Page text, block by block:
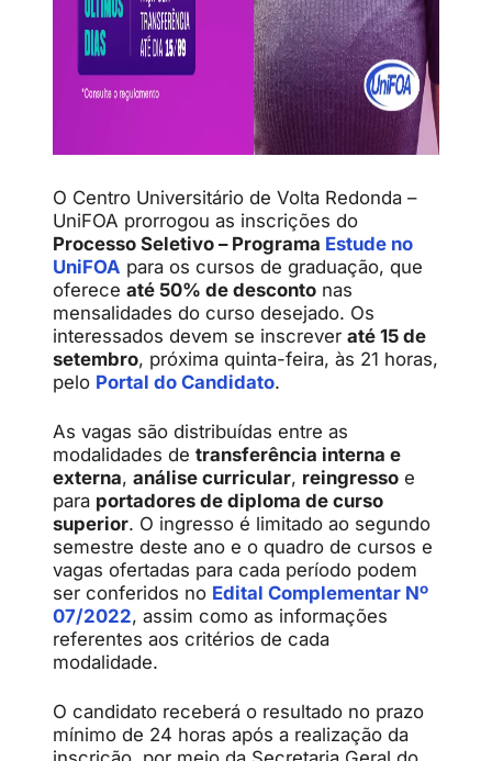
O Centro Universitário de Volta Redonda –
UniFOA prorrogou as inscrições do
Processo Seletivo – Programa Estude no
UniFOA para os cursos de graduação, que
oferece até 50% de desconto nas
mensalidades do curso desejado. Os
interessados devem se inscrever até 15 de
setembro, próxima quinta-feira, às 21 horas,
pelo Portal do Candidato.
As vagas são distribuídas entre as
modalidades de transferência interna e
externa, análise curricular, reingresso e
para portadores de diploma de curso
superior. O ingresso é limitado ao segundo
semestre deste ano e o quadro de cursos e
vagas ofertadas para cada período podem
ser conferidos no Edital Complementar Nº
07/2022, assim como as informações
referentes aos critérios de cada
modalidade.
O candidato receberá o resultado no prazo
mínimo de 24 horas após a realização da